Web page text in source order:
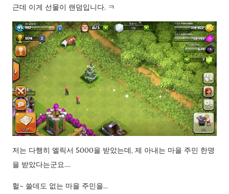
근데 이게 선물이 랜덤입니다. ㅋ
저는 다행히 엘릭서 5000을 받았는데, 제 아내는 마을 주민 한명
을 받았다는군요....
헐~ 쓸데도 없는 마을 주민을...